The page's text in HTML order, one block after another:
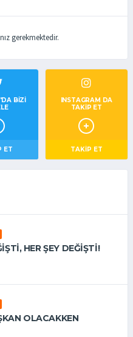
gerekmektedir.
BIZI
ET
INSTAGRAM DA
TAKİP ET
TAKİP ET
HER ŞEY DEĞIŞTI!
OLACAKKEN